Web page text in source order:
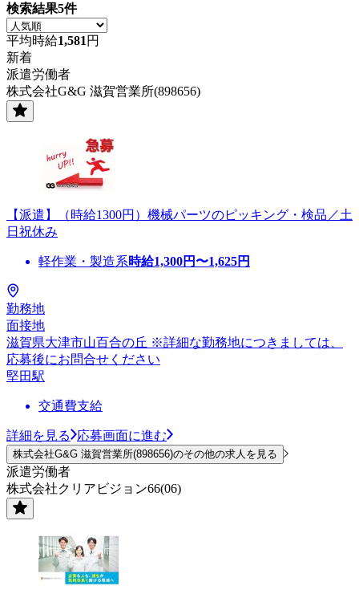
検索結果5件
平均時給1,581 円
新着
派遣労働者
株式会社G&G 滋賀営業所(898656)
【派遣】（時給1300円）機械パーツのピッキング・検品／土
日祝休み
軽作業・製造系時給1,300円〜1,625円
勤務地
面接地
滋賀県大津市山百合の丘 ※詳細な勤務地につきましては、
応募後にお問合せください
堅田駅
交通費支給
詳細を見る 応募画面に進む
株式会社G&G 滋賀営業所(898656)のその他の求人を見る
派遣労働者
株式会社クリアビジョン66(06)